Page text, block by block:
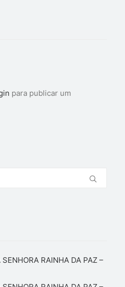
para publicar um
RAINHA DA PAZ –